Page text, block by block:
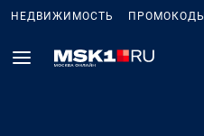
НЕДВИЖИМОСТЬ ПРОМОКОДЫ